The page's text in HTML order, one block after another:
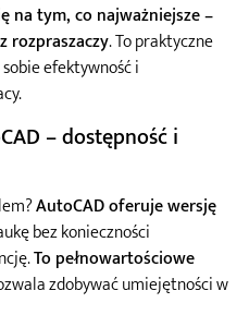
na tym, co najważniejsze –
rozpraszaczy. To praktyczne
efektywność i
– dostępność i
AutoCAD oferuje wersję
bez konieczności
To pełnowartościowe
zdobywać umiejętności w